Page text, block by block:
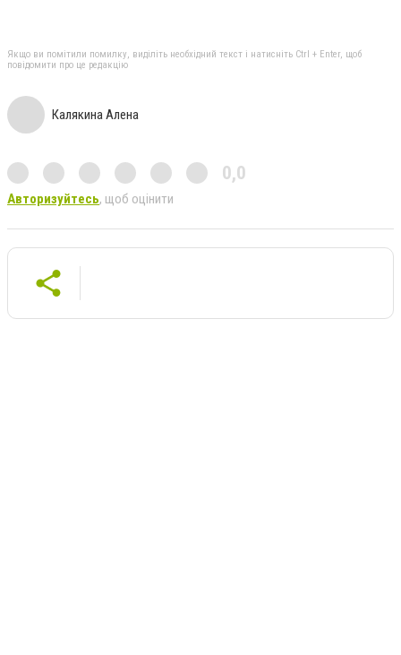
Якщо ви помітили помилку, виділіть необхідний текст і натисніть Ctrl + Enter, щоб
повідомити про це редакцію
Калякина Алена
0,0
Авторизуйтесь, щоб оцінити